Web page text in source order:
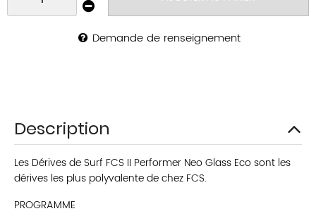
Demande de renseignement
Description
Les Dérives de Surf FCS II Performer Neo Glass Eco sont les
dérives les plus polyvalente de chez FCS.
PROGRAMME